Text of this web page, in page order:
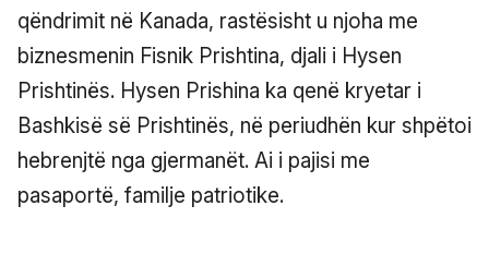
qëndrimit në Kanada, rastësisht u njoha me
biznesmenin Fisnik Prishtina, djali i Hysen
Prishtinës. Hysen Prishina ka qenë kryetar i
Bashkisë së Prishtinës, në periudhën kur shpëtoi
hebrenjtë nga gjermanët. Ai i pajisi me
pasaportë, familje patriotike.